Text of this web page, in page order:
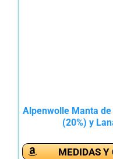
Alpenwolle Manta
(20%) y
MEDIDAS Y